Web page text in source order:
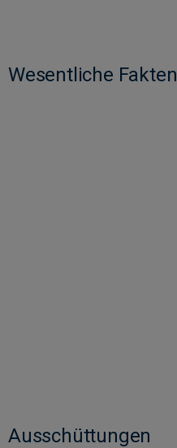
Wesentliche Fakten
Ausschüttungen